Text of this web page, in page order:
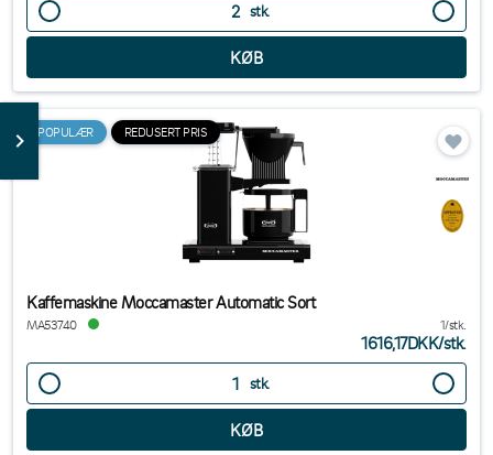
stk.
POPULÆR REDUSERT PRIS
Kaffemaskine Moccamaster Automatic Sort
MA53740 1/stk.
1616,17DKK/stk.
stk.